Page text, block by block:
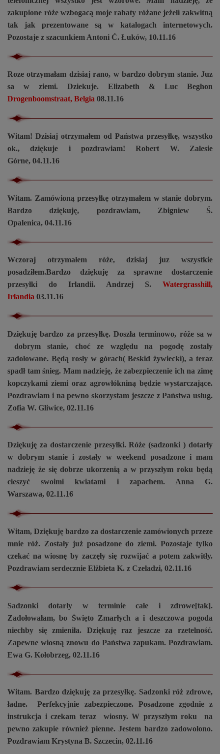
zakupione róże wzbogacą moje rabaty różane jeżeli zakwitną
tak jak prezentowane są w katalogach internetowych.
Pozostaje z szacunkiem Antoni Ć. Łuków, 10.11.16
Roze otrzymałam dzisiaj rano, w bardzo dobrym stanie. Juz
sa w ziemi. Dziekuje. Elizabeth & Luc Beghon
Drogenboomstraat, Belgia 08.11.16
Witam! Dzisiaj otrzymałem od Państwa przesyłkę, wszystko
ok., dziękuje i pozdrawiam! Robert W. Zalesie
Górne, 04.11.16
Witam. Zamówioną przesyłkę otrzymałem w stanie dobrym.
Bardzo dziękuję, pozdrawiam, Zbigniew Ś.
Opalenica, 04.11.16
Wczoraj otrzymałem róże, dzisiaj juz wszystkie
posadziłem.Bardzo dziękuję za sprawne dostarczenie
przesyłki do Irlandii. Andrzej S. Watergrasshill,
Irlandia 03.11.16
Dziękuję bardzo za przesyłkę. Doszła terminowo, róże sa w
dobrym stanie, choć ze względu na pogodę zostały
zadołowane. Będą rosły w górach( Beskid żywiecki), a teraz
spadł tam śnieg. Mam nadzieję, że zabezpieczenie ich na zimę
kopczykami ziemi oraz agrowłókniną będzie wystarczające.
Pozdrawiam i na pewno skorzystam jeszcze z Państwa usług.
Zofia W. Gliwice, 02.11.16
Dziękuję za dostarczenie przesyłki. Róże (sadzonki ) dotarły
w dobrym stanie i zostały w weekend posadzone i mam
nadzieję że się dobrze ukorzenią a w przyszłym roku będą
cieszyć swoimi kwiatami i zapachem. Anna G.
Warszawa, 02.11.16
Witam, Dziękuję bardzo za dostarczenie zamówionych przeze
mnie róż. Zostały już posadzone do ziemi. Pozostaje tylko
czekać na wiosnę by zaczęły się rozwijać a potem zakwitły.
Pozdrawiam serdecznie Elżbieta K. z Czeladzi, 02.11.16
Sadzonki dotarły w terminie całe i zdrowe[tak].
Zadołowałam, bo Święto Zmarłych a i deszczowa pogoda
niechby się zmieniła. Dziękuję raz jeszcze za rzetelność.
Zapewne wiosną znowu do Państwa zapukam. Pozdrawiam.
Ewa G. Kołobrzeg, 02.11.16
Witam. Bardzo dziękuję za przesyłkę. Sadzonki róż zdrowe,
ładne. Perfekcyjnie zabezpieczone. Posadzone zgodnie z
instrukcja i czekam teraz wiosny. W przyszłym roku na
pewno zakupie również pienne. Jestem bardzo zadowolono.
Pozdrawiam Krystyna B. Szczecin, 02.11.16